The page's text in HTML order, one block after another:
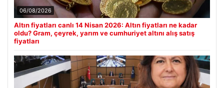
06/08/2026
Altın fiyatları canlı 14 Nisan 2026: Altın fiyatları ne kadar
oldu? Gram, çeyrek, yarım ve cumhuriyet altını alış satış
fiyatları